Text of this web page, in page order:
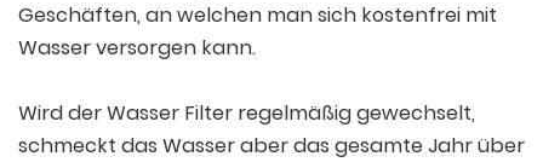
Geschäften, an welchen man sich kostenfrei mit
Wasser versorgen kann.
Wird der Wasser Filter regelmäßig gewechselt,
schmeckt das Wasser aber das gesamte Jahr über